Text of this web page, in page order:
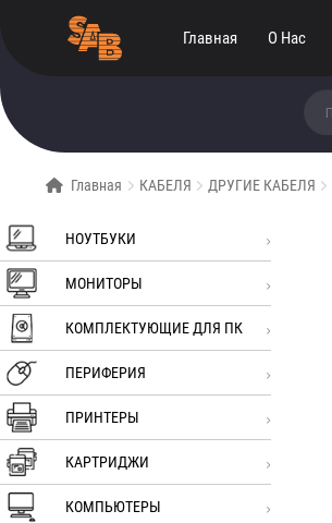
Главная О Нас
Главная КАБЕЛЯ ДРУГИЕ КАБЕЛЯ
НОУТБУКИ
МОНИТОРЫ
КОМПЛЕКТУЮЩИЕ ДЛЯ ПК
ПЕРИФЕРИЯ
ПРИНТЕРЫ
КАРТРИДЖИ
КОМПЬЮТЕРЫ